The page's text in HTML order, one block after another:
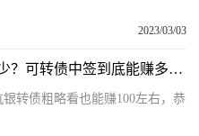
2023/03/03
杭银转债价值分析上市能赚多少？可转债中签到底能赚多少？
转债粗略看也能赚100左右，恭